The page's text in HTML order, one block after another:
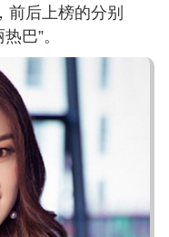
，前后上榜的分别
巴”。